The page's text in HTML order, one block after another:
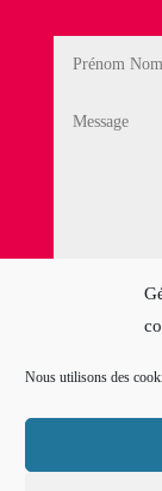
Nous utilisons des
Politique de
En